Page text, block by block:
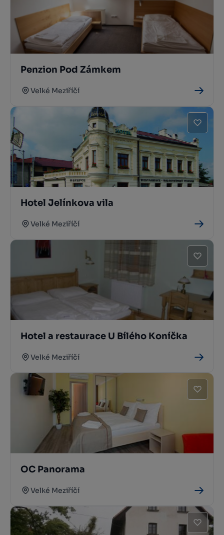
Penzion Pod Zámkem
Velké Meziříčí
Hotel Jelínkova vila
Velké Meziříčí
Hotel a restaurace U Bílého Koníčka
Velké Meziříčí
OC Panorama
Velké Meziříčí